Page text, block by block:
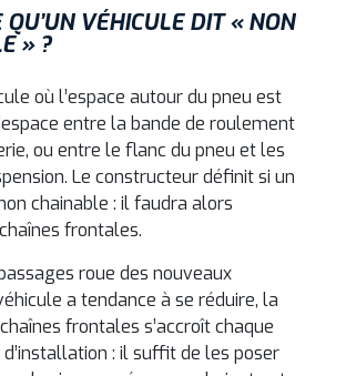
QU’UN VÉHICULE DIT « NON
» ?
où l’espace autour du pneu est
entre la bande de roulement
ou entre le flanc du pneu et les
Le constructeur définit si un
chainable : il faudra alors
frontales.
roue des nouveaux
a tendance à se réduire, la
frontales s’accroît chaque
d’installation : il suffit de les poser